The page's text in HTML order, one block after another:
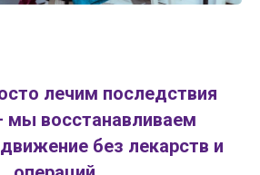
лечим последствия
восстанавливаем
без лекарств и